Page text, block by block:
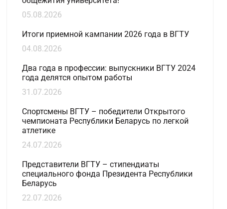
05.08.2026
Итоги приемной кампании 2026 года в ВГТУ
04.08.2026
Два года в профессии: выпускники ВГТУ 2024
года делятся опытом работы
31.07.2026
Спортсмены ВГТУ – победители Открытого
чемпионата Республики Беларусь по легкой
атлетике
24.07.2026
Представители ВГТУ – стипендиаты
специального фонда Президента Республики
Беларусь
22.07.2026